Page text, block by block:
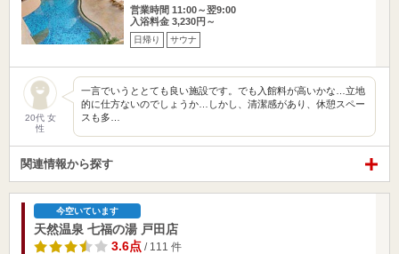
営業時間 11:00～翌9:00
入浴料金 3,230円～
日帰り サウナ
20代 女
性
一言でいうととても良い施設です。でも入館料が高いかな…立地
的に仕方ないのでしょうか…しかし、清潔感があり、休憩スペー
スも多…
関連情報から探す
今空いています
天然温泉 七福の湯 戸田店
3.6点 / 111 件